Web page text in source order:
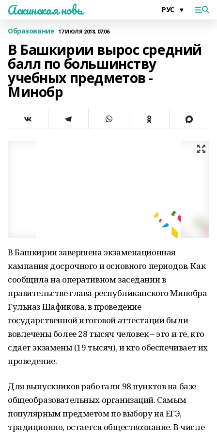
Аскинская новь
Образование 17 ИЮЛЯ 2018, 07:06
В Башкирии вырос средний
балл по большинству
учебных предметов -
Минобр
В Башкирии завершена экзаменационная
кампания досрочного и основного периодов. Как
сообщила на оперативном заседании в
правительстве глава республиканского Минобра
Гульназ Шафикова, в проведение
государственной итоговой аттестации были
вовлечены более 28 тысяч человек – это и те, кто
сдает экзамены (19 тысяч), и кто обеспечивает их
проведение.
Для выпускников работали 98 пунктов на базе
общеобразовательных организаций. Самым
популярным предметом по выбору на ЕГЭ,
традиционно, остается обществознание. В числе